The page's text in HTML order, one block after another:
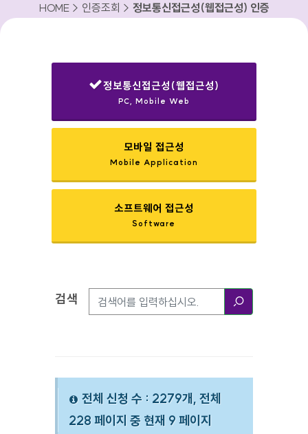
HOME > 인증조회 > 정보통신접근성(웹접근성) 인증
정보통신접근성(웹접근성)
PC, Mobile Web
모바일 접근성
Mobile Application
소프트웨어 접근성
Software
검색옵션
검색
전체 신청 수 : 2279개, 전체
228 페이지 중 현재 9 페이지